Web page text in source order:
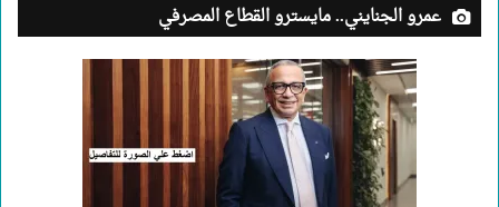
عمرو الجنايني.. مايسترو القطاع المصرفي